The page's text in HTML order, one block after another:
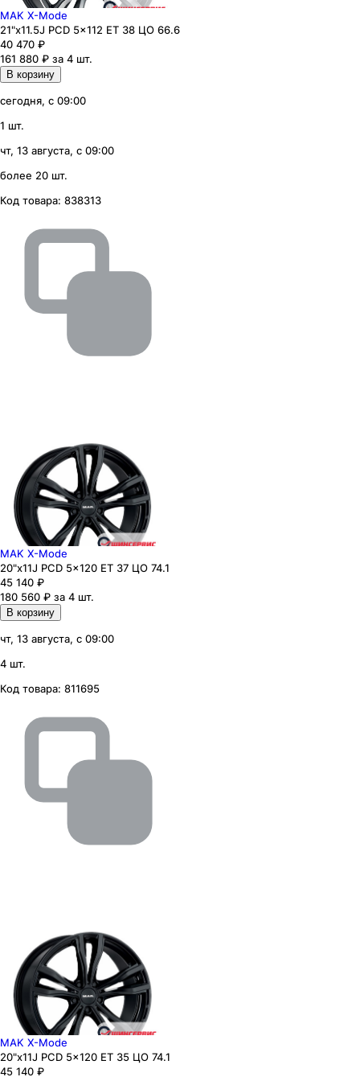
MAK X-Mode
21"x11.5J PCD 5x112 ЕТ 38 ЦО 66.6
40 470 ₽
161 880 ₽ за 4 шт.
В корзину
сегодня, с 09:00
1 шт.
чт, 13 августа, с 09:00
более 20 шт.
Код товара: 838313
MAK X-Mode
20"x11J PCD 5x120 ЕТ 37 ЦО 74.1
45 140 ₽
180 560 ₽ за 4 шт.
В корзину
чт, 13 августа, с 09:00
4 шт.
Код товара: 811695
MAK X-Mode
20"x11J PCD 5x120 ЕТ 35 ЦО 74.1
45 140 ₽